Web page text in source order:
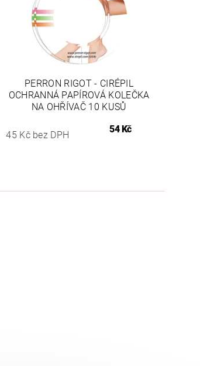
PERRON RIGOT - CIRÉPIL
OCHRANNÁ PAPÍROVÁ KOLEČKA
NA OHŘÍVAČ 10 KUSŮ
45 Kč bez DPH
54 Kč